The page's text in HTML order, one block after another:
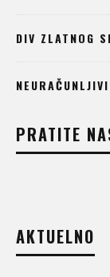
DIV ZLATNOG
PRATITE
AKTUELNO